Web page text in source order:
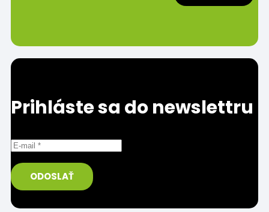
Prihláste sa do newslettru
ODOSLAŤ